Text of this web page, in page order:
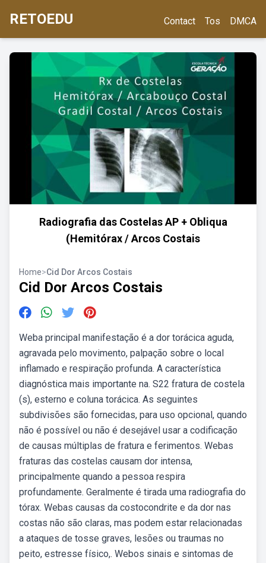
RETOEDU Contact Tos DMCA
Radiografia das Costelas AP + Obliqua
(Hemitórax / Arcos Costais
Home>Cid Dor Arcos Costais
Cid Dor Arcos Costais
Weba principal manifestação é a dor torácica aguda,
agravada pelo movimento, palpação sobre o local
inflamado e respiração profunda. A característica
diagnóstica mais importante na. S22 fratura de costela
(s), esterno e coluna torácica. As seguintes
subdivisões são fornecidas, para uso opcional, quando
não é possível ou não é desejável usar a codificação
de causas múltiplas de fratura e ferimentos. Webas
fraturas das costelas causam dor intensa,
principalmente quando a pessoa respira
profundamente. Geralmente é tirada uma radiografia do
tórax. Webas causas da costocondrite e da dor nas
costas não são claras, mas podem estar relacionadas
a ataques de tosse graves, lesões ou traumas no
peito, estresse físico,. Webos sinais e sintomas de